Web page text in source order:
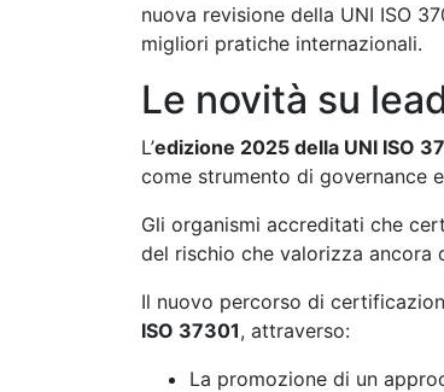
nuova revisione della UNI ISO
migliori pratiche internazionali.
Le novità su
L’edizione 2025 della UNI ISO
come strumento di governance
Gli organismi accreditati che
del rischio che valorizza ancora
Il nuovo percorso di
ISO 37301, attraverso:
La promozione di un